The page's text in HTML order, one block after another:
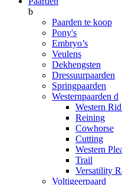
b
Paarden te koop
Pony's
Embryo’s
Veulens
Dekhengsten
Dressuurpaarden
Springpaarden
Westernpaarden d
Western
Reining
Cowhorse
Cutting
Western
Trail
Versatility
Voltigeerpaard